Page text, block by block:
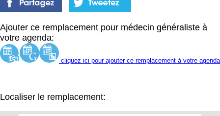
Ajouter ce remplacement pour médecin généraliste à
votre agenda:
cliquez ici pour ajouter ce remplacement à votre agenda
Localiser le remplacement: